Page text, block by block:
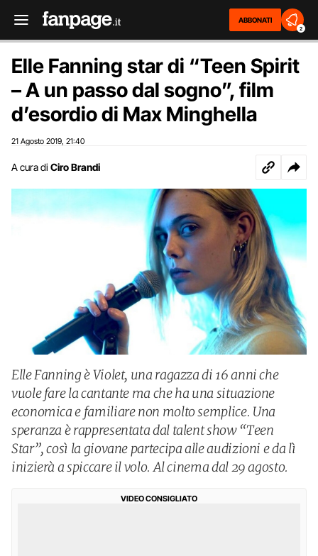
ABBONATI
2
Elle Fanning star di “Teen Spirit
– A un passo dal sogno”, film
d’esordio di Max Minghella
21 Agosto 2019 21:40
A cura di Ciro Brandi
Elle Fanning è Violet, una ragazza di 16 anni che
vuole fare la cantante ma che ha una situazione
economica e familiare non molto semplice. Una
speranza è rappresentata dal talent show “Teen
Star”, così la giovane partecipa alle audizioni e da lì
inizierà a spiccare il volo. Al cinema dal 29 agosto.
VIDEO CONSIGLIATO